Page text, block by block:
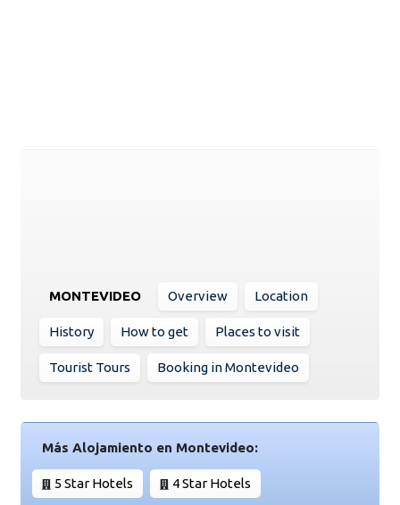
MONTEVIDEO Overview Location
History How to get Places to visit
Tourist Tours Booking in Montevideo
Más Alojamiento en Montevideo:
5 Star Hotels 4 Star Hotels